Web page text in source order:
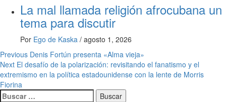
La mal llamada religión afrocubana un
tema para discutir
Por Ego de Kaska / agosto 1, 2026
Post
navigation
Previous Denis Fortún presenta «Alma vieja»
Next El desafío de la polarización: revisitando el fanatismo y el
extremismo en la política estadounidense con la lente de Morris
Fiorina
Buscar: